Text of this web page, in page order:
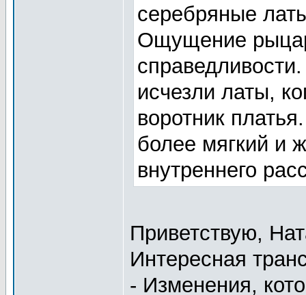
серебряные
Ощущение
исчезли латы,
воротник
более мягкий и
внутреннего
Приветствую,
Интересная
- Изменения,